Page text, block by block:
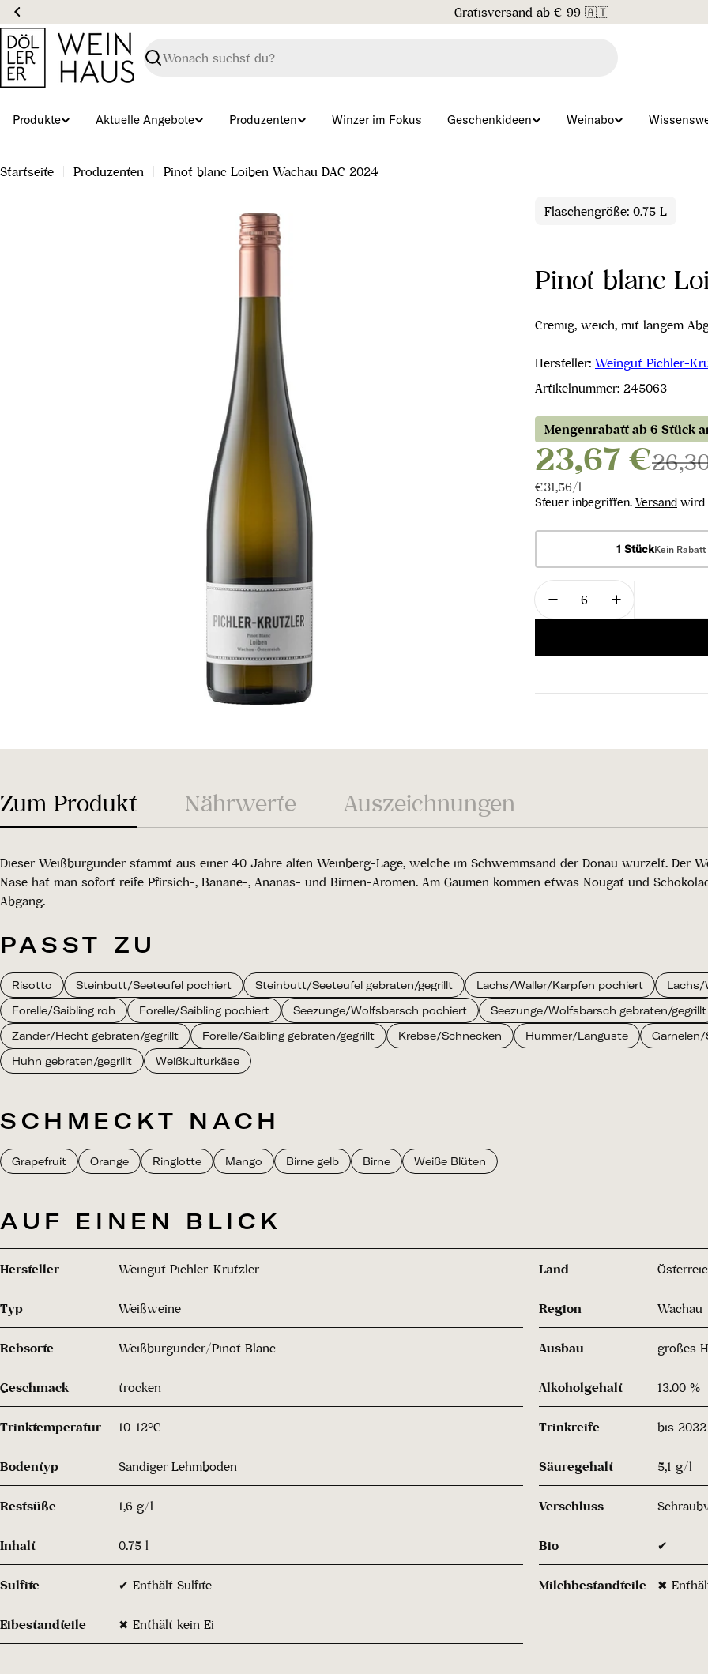
Zum
Inhalt
springen
Gratisversand ab € 99 🇦🇹
Suchen
Produkte Aktuelle Angebote Produzenten Winzer im Fokus Geschenkideen Weinabo
Startseite Produzenten Pinot blanc Loiben Wachau DAC 2024
Flaschengröße: 0.75 L
Pinot blanc
Cremig, weich, mit langem
Hersteller: Weingut Pichler-
Artikelnummer: 245063
Mengenrabatt ab 6 Stück
23,67 €
Stückpreis
€31,56/pro
l
Steuer inbegriffen. Versand wird
1 StückKein Rabatt
Menge
Menge für Pinot blanc
Menge für
Zum Produkt Nährwerte Auszeichnungen
Dieser Weißburgunder stammt aus einer 40 Jahre alten Weinberg-Lage, welche im Schwemmsand der Donau wurzelt. Der
Nase hat man sofort reife Pfirsich-, Banane-, Ananas- und Birnen-Aromen. Am Gaumen kommen etwas Nougat und
Abgang.
PASST ZU
Risotto Steinbutt/Seeteufel pochiert Steinbutt/Seeteufel gebraten/gegrillt Lachs/Waller/Karpfen pochiert Lachs/
Forelle/Saibling roh
Forelle/Saibling pochiert Seezunge/Wolfsbarsch pochiert Seezunge/Wolfsbarsch gebraten/gegrillt
Zander/Hecht gebraten/gegrillt
Forelle/Saibling gebraten/gegrillt Krebse/Schnecken Hummer/Languste Garnelen/
Huhn gebraten/gegrillt
Weißkulturkäse
SCHMECKT NACH
Grapefruit Orange Ringlotte Mango Birne gelb Birne Weiße Blüten
AUF EINEN BLICK
Hersteller Weingut Pichler-Krutzler Land
Typ Weißweine Region Wachau
Rebsorte Weißburgunder/Pinot Blanc Ausbau großes
Geschmack trocken Alkoholgehalt 13.00 %
Trinktemperatur 10-12°C Trinkreife bis 2032
Bodentyp Sandiger Lehmboden Säuregehalt 5,1 g/l
Restsüße 1,6 g/l Verschluss
Inhalt 0.75 l Bio ✔
Sulfite ✔ Enthält Sulfite Milchbestandteile ✖
Eibestandteile ✖ Enthält kein Ei